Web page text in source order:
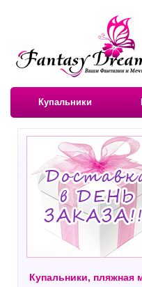
Купальники
Купальники, пляжная